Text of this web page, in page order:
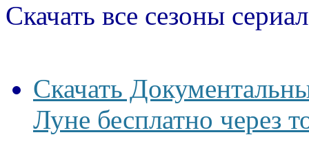
Скачать все сезоны
Скачать
Луне бесплатно через